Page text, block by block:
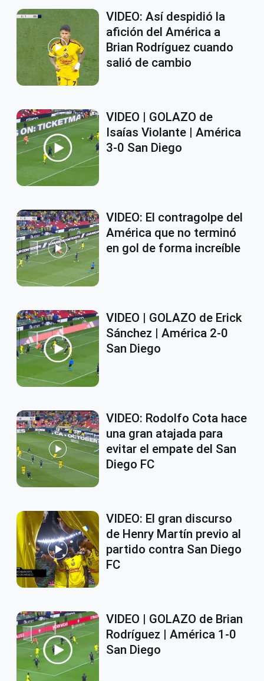
VIDEO: Así despidió la
afición del América a
Brian Rodríguez cuando
salió de cambio
VIDEO | GOLAZO de
Isaías Violante | América
3-0 San Diego
VIDEO: El contragolpe del
América que no terminó
en gol de forma increíble
VIDEO | GOLAZO de Erick
Sánchez | América 2-0
San Diego
VIDEO: Rodolfo Cota hace
una gran atajada para
evitar el empate del San
Diego FC
VIDEO: El gran discurso
de Henry Martín previo al
partido contra San Diego
FC
VIDEO | GOLAZO de Brian
Rodríguez | América 1-0
San Diego